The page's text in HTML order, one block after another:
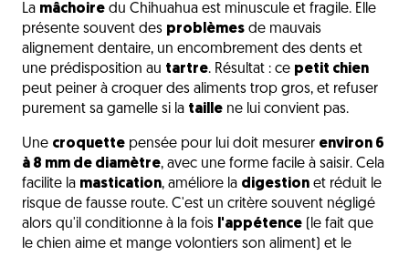
La mâchoire du Chihuahua est minuscule et fragile. Elle
présente souvent des problèmes de mauvais
alignement dentaire, un encombrement des dents et
une prédisposition au tartre. Résultat : ce petit chien
peut peiner à croquer des aliments trop gros, et refuser
purement sa gamelle si la taille ne lui convient pas.
Une croquette pensée pour lui doit mesurer environ 6
à 8 mm de diamètre, avec une forme facile à saisir. Cela
facilite la mastication, améliore la digestion et réduit le
risque de fausse route. C'est un critère souvent négligé
alors qu'il conditionne à la fois l'appétence (le fait que
le chien aime et mange volontiers son aliment) et le